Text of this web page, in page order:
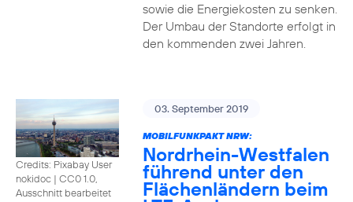
sowie die Energiekosten zu senken.
Der Umbau der Standorte erfolgt in
den kommenden zwei Jahren.
Credits: Pixabay User
nokidoc | CC0 1.0,
Ausschnitt bearbeitet
03. September 2019
MOBILFUNKPAKT NRW:
Nordrhein-Westfalen
führend unter den
Flächenländern beim